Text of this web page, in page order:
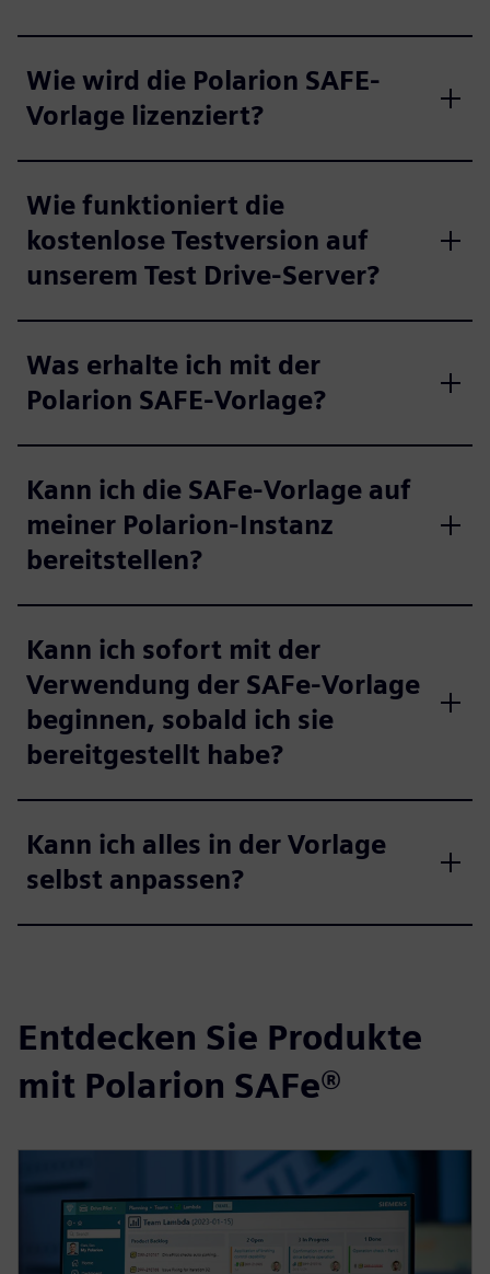
Wie wird die Polarion SAFE-
Vorlage lizenziert?
Wie funktioniert die
kostenlose Testversion auf
unserem Test Drive-Server?
Was erhalte ich mit der
Polarion SAFE-Vorlage?
Kann ich die SAFe-Vorlage auf
meiner Polarion-Instanz
bereitstellen?
Kann ich sofort mit der
Verwendung der SAFe-Vorlage
beginnen, sobald ich sie
bereitgestellt habe?
Kann ich alles in der Vorlage
selbst anpassen?
Entdecken Sie Produkte
mit Polarion SAFe®